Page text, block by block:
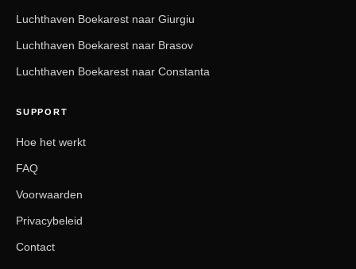
Luchthaven Boekarest naar Giurgiu
Luchthaven Boekarest naar Brasov
Luchthaven Boekarest naar Constanta
SUPPORT
Hoe het werkt
FAQ
Voorwaarden
Privacybeleid
Contact